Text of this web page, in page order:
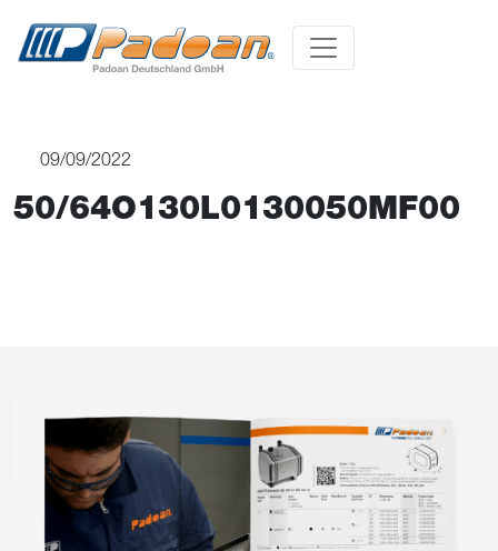
09/09/2022
50/64O130L0130050MF00